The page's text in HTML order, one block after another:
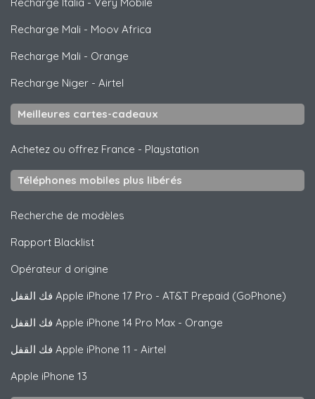
Recharge Mali - Moov Africa
Recharge Mali - Orange
Recharge Niger - Airtel
Meilleures cartes-cadeaux
Achetez ou offrez France - Playstation
Téléphones mobiles plus libérés
Recherche de modèles
Rapport Blacklist
Opérateur d origine
Apple iPhone 17 Pro - AT&T Prepaid (GoPhone)
Apple iPhone 14 Pro Max - Orange
Apple iPhone 11 - Airtel
Apple iPhone 13